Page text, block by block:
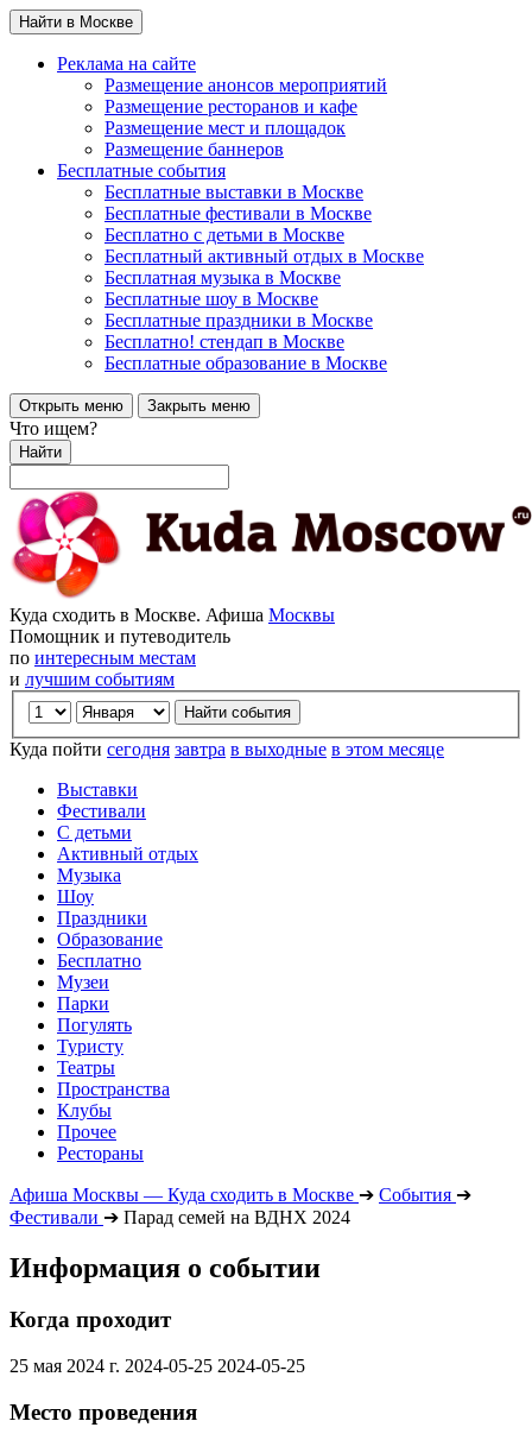
Найти в Москве
Реклама на сайте
Размещение анонсов мероприятий
Размещение ресторанов и кафе
Размещение мест и площадок
Размещение баннеров
Бесплатные события
Бесплатные выставки в Москве
Бесплатные фестивали в Москве
Бесплатно с детьми в Москве
Бесплатный активный отдых в Москве
Бесплатная музыка в Москве
Бесплатные шоу в Москве
Бесплатные праздники в Москве
Бесплатно! стендап в Москве
Бесплатные образование в Москве
Открыть меню Закрыть меню
Что ищем?
Найти
Куда сходить в Москве. Афиша Москвы
Помощник и путеводитель
по интересным местам
и лучшим событиям
Куда пойти сегодня завтра в выходные в этом месяце
Выставки
Фестивали
С детьми
Активный отдых
Музыка
Шоу
Праздники
Образование
Бесплатно
Музеи
Парки
Погулять
Туристу
Театры
Пространства
Клубы
Прочее
Рестораны
Афиша Москвы — Куда сходить в Москве ➔ События ➔
Фестивали ➔ Парад семей на ВДНХ 2024
Информация о событии
Когда проходит
25 мая 2024 г. 2024-05-25 2024-05-25
Место проведения